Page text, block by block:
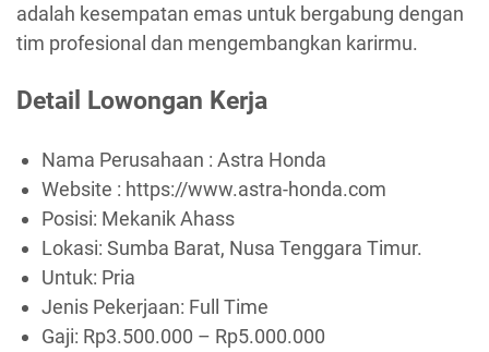
adalah kesempatan emas untuk bergabung dengan
tim profesional dan mengembangkan karirmu.
Detail Lowongan Kerja
Nama Perusahaan : Astra Honda
Website : https://www.astra-honda.com
Posisi: Mekanik Ahass
Lokasi: Sumba Barat, Nusa Tenggara Timur.
Untuk: Pria
Jenis Pekerjaan: Full Time
Gaji: Rp3.500.000 – Rp5.000.000